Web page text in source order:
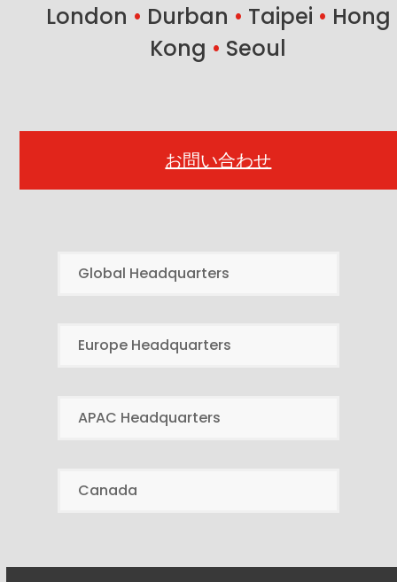
London • Durban • Taipei • Hong
Kong • Seoul
お問い合わせ
Global Headquarters
Europe Headquarters
APAC Headquarters
Canada